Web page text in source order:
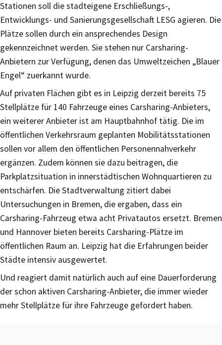
Stationen soll die stadteigene Erschließungs-,
Entwicklungs- und Sanierungsgesellschaft LESG agieren. Die
Plätze sollen durch ein ansprechendes Design
gekennzeichnet werden. Sie stehen nur Carsharing-
Anbietern zur Verfügung, denen das Umweltzeichen „Blauer
Engel“ zuerkannt wurde.
Auf privaten Flächen gibt es in Leipzig derzeit bereits 75
Stellplätze für 140 Fahrzeuge eines Carsharing-Anbieters,
ein weiterer Anbieter ist am Hauptbahnhof tätig. Die im
öffentlichen Verkehrsraum geplanten Mobilitätsstationen
sollen vor allem den öffentlichen Personennahverkehr
ergänzen. Zudem können sie dazu beitragen, die
Parkplatzsituation in innerstädtischen Wohnquartieren zu
entschärfen. Die Stadtverwaltung zitiert dabei
Untersuchungen in Bremen, die ergaben, dass ein
Carsharing-Fahrzeug etwa acht Privatautos ersetzt. Bremen
und Hannover bieten bereits Carsharing-Plätze im
öffentlichen Raum an. Leipzig hat die Erfahrungen beider
Städte intensiv ausgewertet.
Und reagiert damit natürlich auch auf eine Dauerforderung
der schon aktiven Carsharing-Anbieter, die immer wieder
mehr Stellplätze für ihre Fahrzeuge gefordert haben.